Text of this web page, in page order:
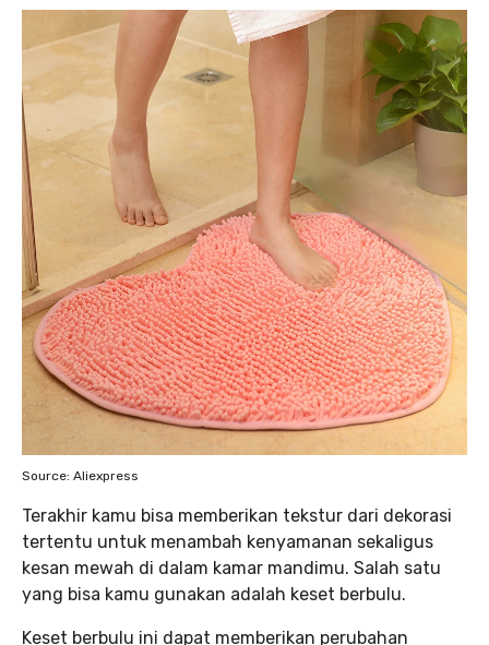
Source: Aliexpress
Terakhir kamu bisa memberikan tekstur dari dekorasi
tertentu untuk menambah kenyamanan sekaligus
kesan mewah di dalam kamar mandimu. Salah satu
yang bisa kamu gunakan adalah keset berbulu.
Keset berbulu ini dapat memberikan perubahan